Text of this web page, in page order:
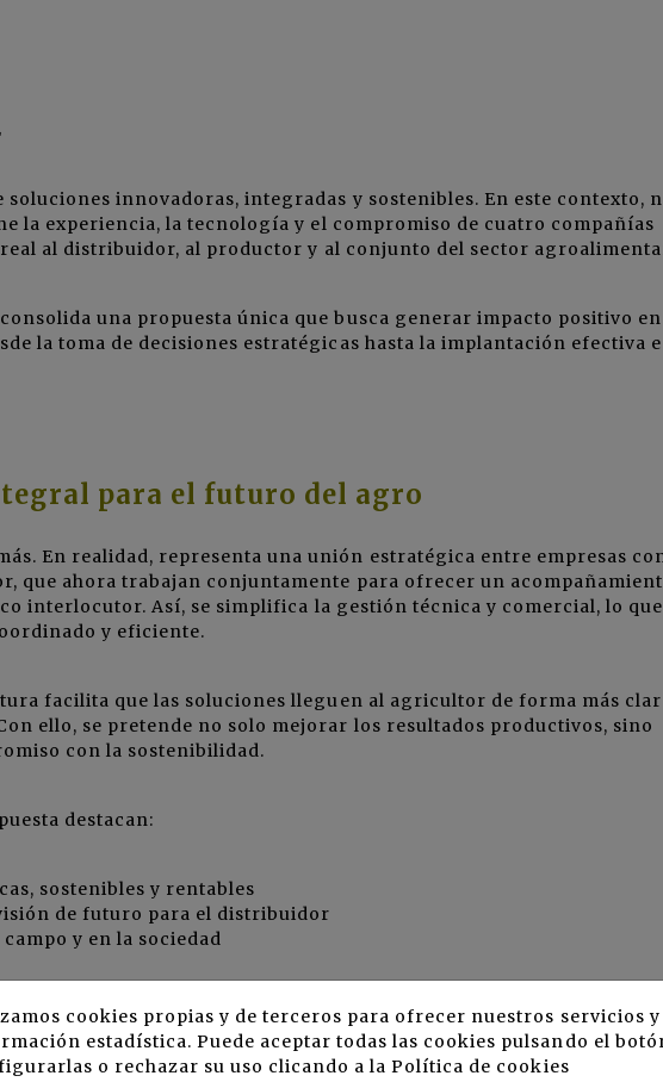
innovadoras, integradas y sostenibles. En este contexto,
la experiencia, la tecnología y el compromiso de cuatro compañías
al distribuidor, al productor y al conjunto del sector
una propuesta única que busca generar impacto positivo en
la toma de decisiones estratégicas hasta la implantación efectiva
para el futuro del agro
En realidad, representa una unión estratégica entre empresas
que ahora trabajan conjuntamente para ofrecer un
interlocutor. Así, se simplifica la gestión técnica y comercial, lo que
y eficiente.
facilita que las soluciones lleguen al agricultor de forma más
ello, se pretende no solo mejorar los resultados productivos, sino
con la sostenibilidad.
destacan:
sostenibles y rentables
de futuro para el distribuidor
y en la sociedad
cookies propias y de terceros para ofrecer nuestros servicios
estadística. Puede aceptar todas las cookies pulsando el
o rechazar su uso clicando a laPolítica de cookies